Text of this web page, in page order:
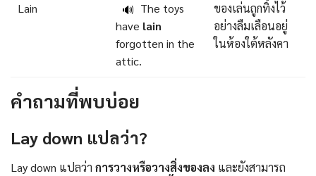
Lain 🔊 The toys
have lain
forgotten in the
attic.
ของเล่นถูกทิ้งไว้
อย่างลืมเลือนอยู่
ในห้องใต้หลังคา
คำถามที่พบบ่อย
Lay down แปลว่า?
Lay down แปลว่า การวางหรือวางสิ่งของลง และยังสามารถ